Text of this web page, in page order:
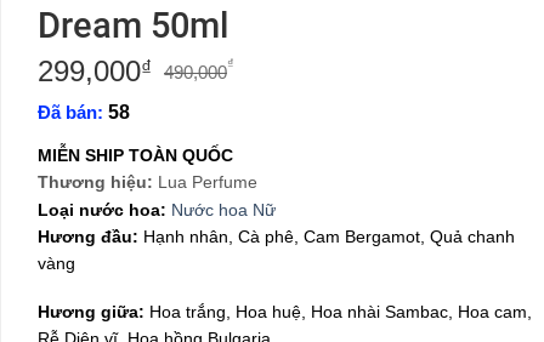
Dream 50ml
490,000₫
299,000₫
Đã bán: 58
MIỄN SHIP TOÀN QUỐC
Thương hiệu: Lua Perfume
Loại nước hoa: Nước hoa Nữ
Hương đầu: Hạnh nhân, Cà phê, Cam Bergamot, Quả chanh
vàng
Hương giữa: Hoa trắng, Hoa huệ, Hoa nhài Sambac, Hoa cam,